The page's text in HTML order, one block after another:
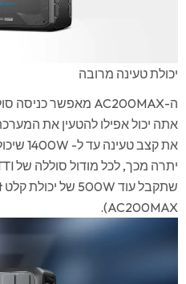
יכולת טעינה מרובה
את קצב טעינה עד ל- 1400W שיכול להטעין את תחנת הכוח שלך ל 100% תוך פחות משעתיים!
AC200MAX).